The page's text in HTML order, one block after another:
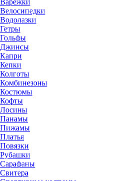
Варежки
Велосипедки
Водолазки
Гетры
Гольфы
Джинсы
Капри
Кепки
Колготы
Комбинезоны
Костюмы
Кофты
Лосины
Панамы
Пижамы
Платья
Повязки
Рубашки
Сарафаны
Свитера